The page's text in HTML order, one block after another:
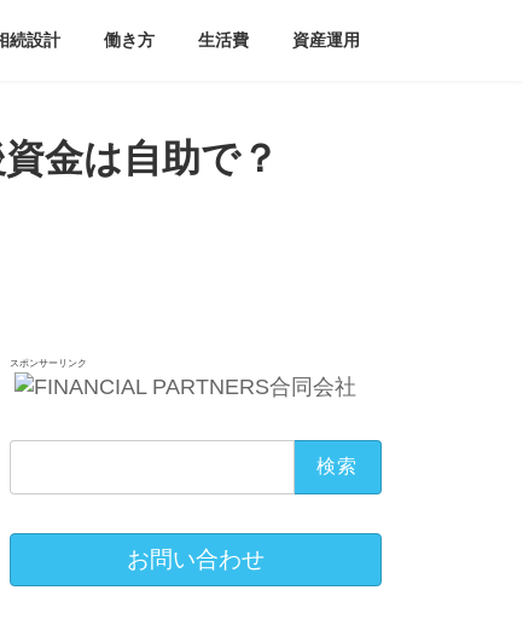
続設計 働き方 生活費 資産運用
金は自助で？
スポンサーリンク
お問い合わせ